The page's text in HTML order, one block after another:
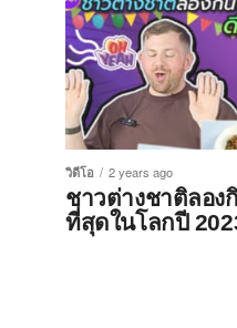
วิดีโอ 2 years ago
ชาวต่างชาติลอง
ที่สุดในโลกปี